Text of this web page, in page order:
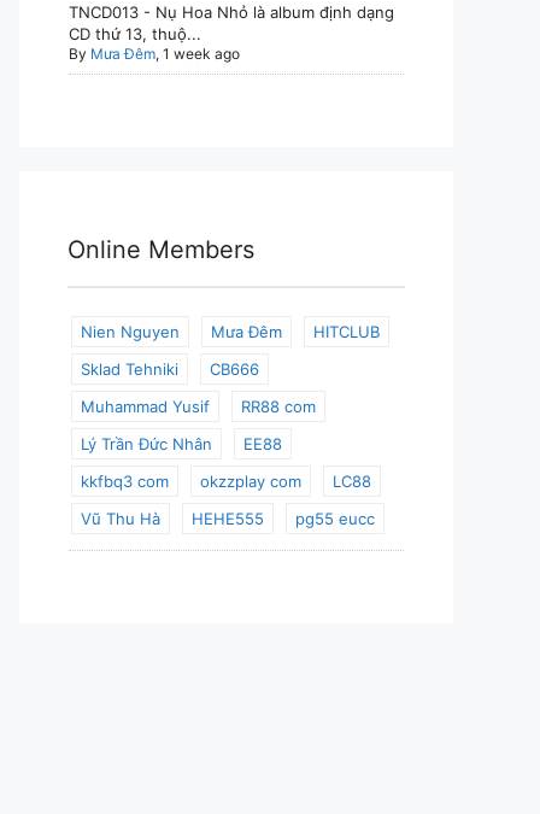
TNCD013 - Nụ Hoa Nhỏ là album định dạng
CD thứ 13, thuộ...
By Mưa Đêm, 1 week ago
Online Members
Nien Nguyen Mưa Đêm
HITCLUB
Sklad Tehniki
CB666
Muhammad Yusif
RR88 com
Lý Trần Đức Nhân
EE88
kkfbq3 com
okzzplay com
LC88
Vũ Thu Hà
HEHE555 pg55 eucc